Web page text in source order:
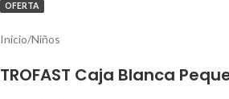
OFERTA
Inicio/Niños
TROFAST Caja Blanca